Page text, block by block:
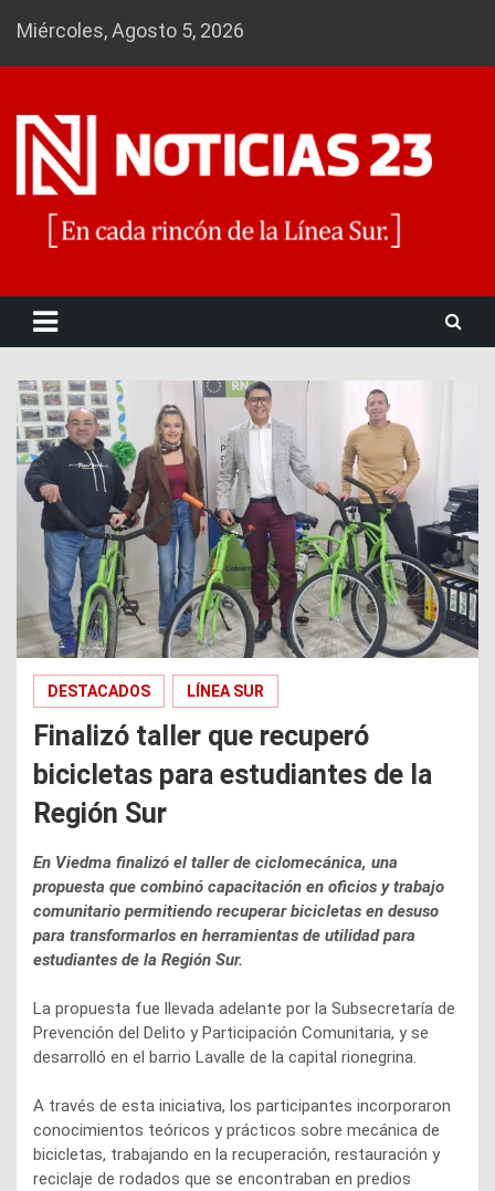
Miércoles, Agosto 5, 2026
DESTACADOS LÍNEA SUR
Finalizó taller que recuperó
bicicletas para estudiantes de la
Región Sur
En Viedma finalizó el taller de ciclomecánica, una
propuesta que combinó capacitación en oficios y trabajo
comunitario permitiendo recuperar bicicletas en desuso
para transformarlos en herramientas de utilidad para
estudiantes de la Región Sur.
La propuesta fue llevada adelante por la Subsecretaría de
Prevención del Delito y Participación Comunitaria, y se
desarrolló en el barrio Lavalle de la capital rionegrina.
A través de esta iniciativa, los participantes incorporaron
conocimientos teóricos y prácticos sobre mecánica de
bicicletas, trabajando en la recuperación, restauración y
reciclaje de rodados que se encontraban en predios